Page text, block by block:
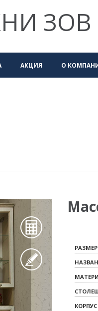
ЗОВ
АКЦИЯ О
РАЗМЕР
КОРПУС